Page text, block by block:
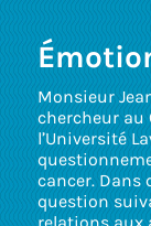
Monsieur
chercheur au
l’Université
cancer. Dans
question